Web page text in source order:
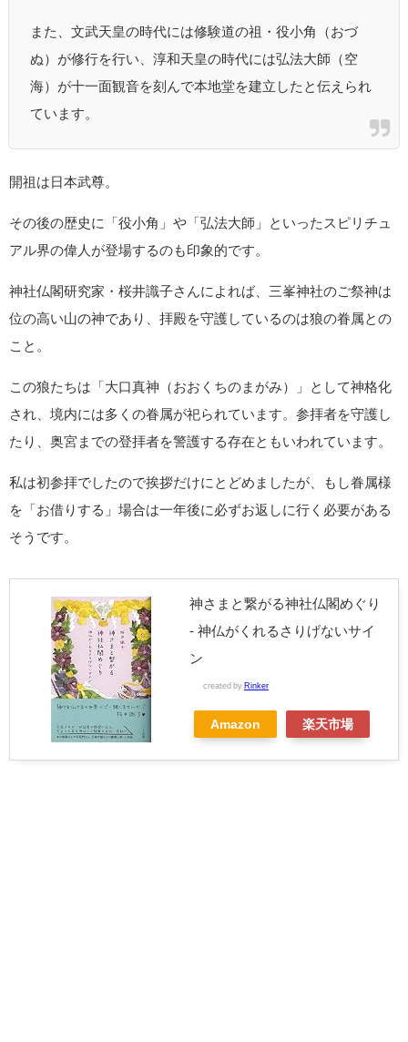
また、文武天皇の時代には修験道の祖・役小角（おづ
ぬ）が修行を行い、淳和天皇の時代には弘法大師（空
海）が十一面観音を刻んで本地堂を建立したと伝えられ
ています。
開祖は日本武尊。
その後の歴史に「役小角」や「弘法大師」といったスピリチュ
アル界の偉人が登場するのも印象的です。
神社仏閣研究家・桜井識子さんによれば、三峯神社のご祭神は
位の高い山の神であり、拝殿を守護しているのは狼の眷属との
こと。
この狼たちは「大口真神（おおくちのまがみ）」として神格化
され、境内には多くの眷属が祀られています。参拝者を守護し
たり、奥宮までの登拝者を警護する存在ともいわれています。
私は初参拝でしたので挨拶だけにとどめましたが、もし眷属様
を「お借りする」場合は一年後に必ずお返しに行く必要がある
そうです。
神さまと繋がる神社仏閣めぐり
- 神仏がくれるさりげないサイ
ン
created by Rinker
Amazon 楽天市場